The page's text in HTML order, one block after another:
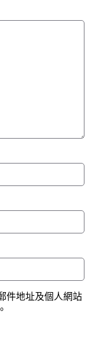
件地址及個人網站